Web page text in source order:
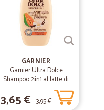
GARNIER
Garnier Ultra Dolce
Shampoo 2in1 al latte di
Vaniglia e polpa di Papaya
per capelli lunghi, 300 ml.
3,65 € 3,95 €